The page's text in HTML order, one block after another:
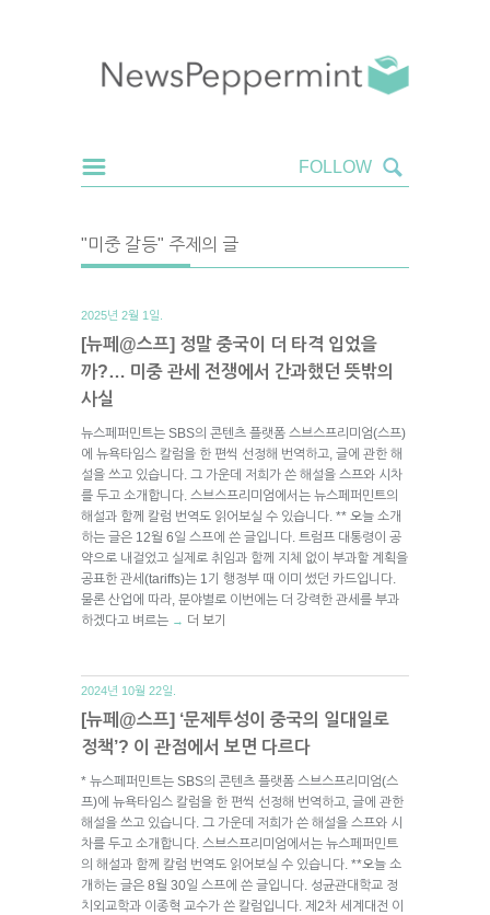
"미중 갈등" 주제의 글
2025년 2월 1일.
[뉴페@스프] 정말 중국이 더 타격 입었을
까?… 미중 관세 전쟁에서 간과했던 뜻밖의
사실
뉴스페퍼민트는 SBS의 콘텐츠 플랫폼 스브스프리미엄(스프)
에 뉴욕타임스 칼럼을 한 편씩 선정해 번역하고, 글에 관한 해
설을 쓰고 있습니다. 그 가운데 저희가 쓴 해설을 스프와 시차
를 두고 소개합니다. 스브스프리미엄에서는 뉴스페퍼민트의
해설과 함께 칼럼 번역도 읽어보실 수 있습니다. ** 오늘 소개
하는 글은 12월 6일 스프에 쓴 글입니다. 트럼프 대통령이 공
약으로 내걸었고 실제로 취임과 함께 지체 없이 부과할 계획을
공표한 관세(tariffs)는 1기 행정부 때 이미 썼던 카드입니다.
물론 산업에 따라, 분야별로 이번에는 더 강력한 관세를 부과
하겠다고 벼르는 → 더 보기
2024년 10월 22일.
[뉴페@스프] ‘문제투성이 중국의 일대일로
정책’? 이 관점에서 보면 다르다
* 뉴스페퍼민트는 SBS의 콘텐츠 플랫폼 스브스프리미엄(스
프)에 뉴욕타임스 칼럼을 한 편씩 선정해 번역하고, 글에 관한
해설을 쓰고 있습니다. 그 가운데 저희가 쓴 해설을 스프와 시
차를 두고 소개합니다. 스브스프리미엄에서는 뉴스페퍼민트
의 해설과 함께 칼럼 번역도 읽어보실 수 있습니다. **오늘 소
개하는 글은 8월 30일 스프에 쓴 글입니다. 성균관대학교 정
치외교학과 이종혁 교수가 쓴 칼럼입니다. 제2차 세계대전 이